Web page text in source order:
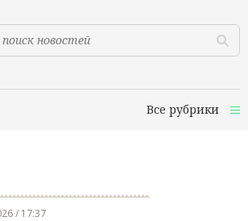
Все рубрики
/ 17:37